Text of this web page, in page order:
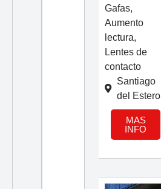
Gafas,
Aumento
lectura,
Lentes de
contacto
Santiago
del Estero
MAS
INFO